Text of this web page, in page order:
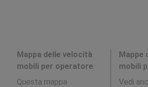
Mappa delle velocità
mobili per operatore
Questa mappa
Mappe
mobili
Vedi